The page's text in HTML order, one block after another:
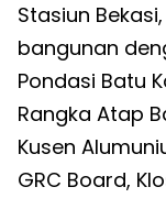
Stasiun
bangunan
Pondasi Batu
Rangka Atap
Kusen
GRC Board,